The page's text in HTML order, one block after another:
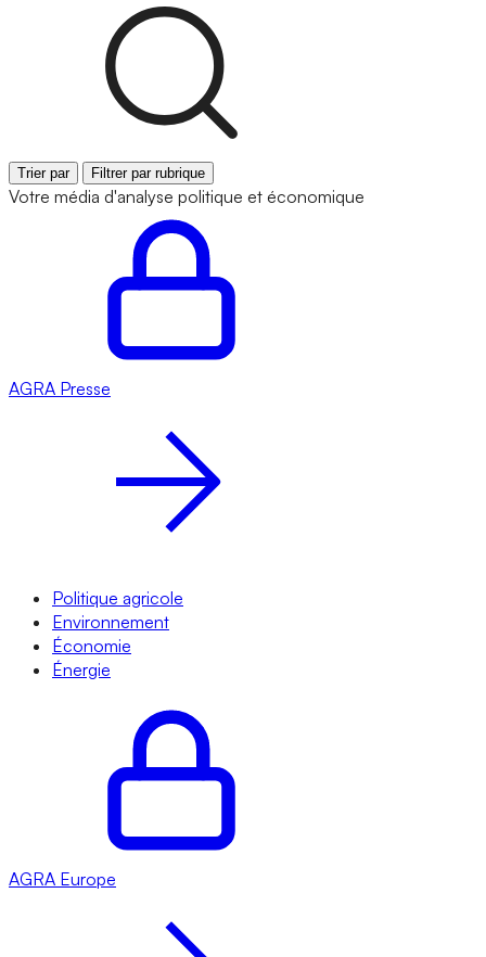
Trier par Filtrer par rubrique
Votre média d'analyse politique et économique
AGRA Presse
Politique agricole
Environnement
Économie
Énergie
AGRA Europe